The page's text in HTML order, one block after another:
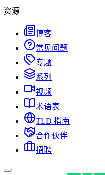
资源
博客
常见问题
专题
系列
视频
术语表
TLD 指南
合作伙伴
招聘